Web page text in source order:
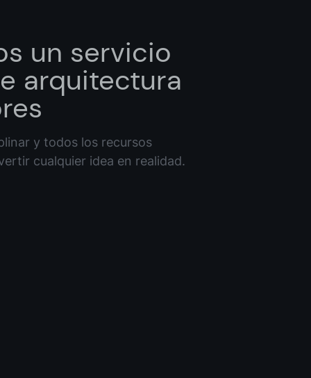
un servicio
arquitectura
y todos los recursos
cualquier idea en realidad.